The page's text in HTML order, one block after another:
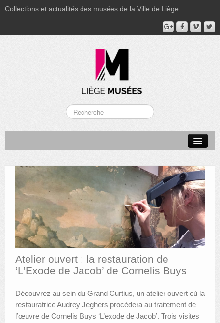
Collections et actualités des musées de la Ville de Liège
MUSÉE GRÉTRY
MUSÉE DU LUMINAIRE
FONDS PATRIMONIAUX
AUTRES LIEUX
ANIMATIONS DES MUSÉES
LES APPELS À PROJETS
LE PORTAIL DES COLLECTIONS
Atelier ouvert : la restauration de
‘L’Exode de Jacob’ de Cornelis Buys
Découvrez au sein du Grand Curtius, un atelier ouvert où la
restauratrice Audrey Jeghers procédera au traitement de
l’œuvre de Cornelis Buys ‘L’exode de Jacob’. Trois visites